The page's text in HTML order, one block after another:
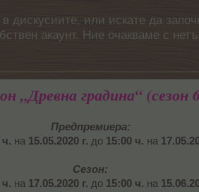
дискусиите, или искате да
акаунт. Ние очакваме с
„Древна градина“ (сезон
Предпремиера:
ч. на 15.05.2020 г. до 15:00 ч. на
Сезон:
ч. на 17.05.2020 г. до 15:00 ч. на